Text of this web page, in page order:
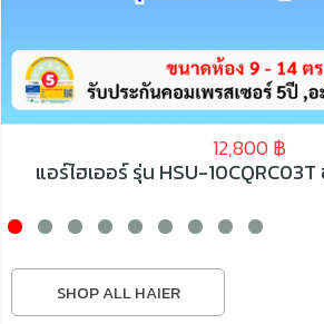
12,800 ฿
แอร์ไฮเออร์ รุ่น HSU-
SHOP ALL HAIER